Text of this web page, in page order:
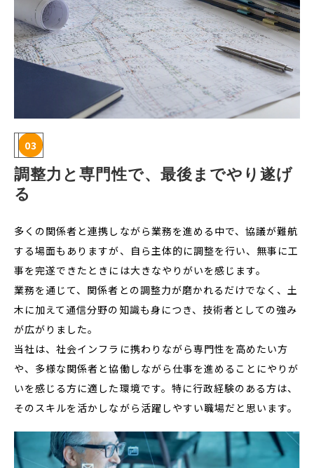
03
調整力と専門性で、最後までやり遂げ
る
多くの関係者と連携しながら業務を進める中で、協議が難航
する場面もありますが、自ら主体的に調整を行い、無事に工
事を完遂できたときには大きなやりがいを感じます。
業務を通じて、関係者との調整力が磨かれるだけでなく、土
木に加えて通信分野の知識も身につき、技術者としての強み
が広がりました。
当社は、社会インフラに携わりながら専門性を高めたい方
や、多様な関係者と協働しながら仕事を進めることにやりが
いを感じる方に適した環境です。特に行政経験のある方は、
そのスキルを活かしながら活躍しやすい職場だと思います。